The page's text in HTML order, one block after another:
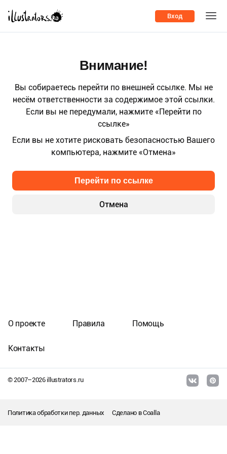
Вход
Внимание!
Вы собираетесь перейти по внешней ссылке. Мы не
несём ответственности за содержимое этой ссылки.
Если вы не передумали, нажмите «Перейти по
ссылке»
Если вы не хотите рисковать безопасностью Вашего
компьютера, нажмите «Отмена»
Отмена
Перейти по ссылке
© 2007–2026illustrators.ru
О проекте Правила Помощь
Контакты
Политика обработки пер. данных Сделано вCoalla